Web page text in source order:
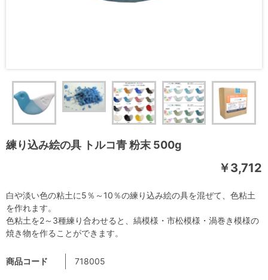
練り込み絵の具 トルコ青 粉末 500g
￥3,712
商品コード 718005
白や淡い色の粘土に5％～10％の練り込み絵の具を混ぜて、色粘土
を作れます。
色粘土を2～3種練り合わせると、縞模様・市松模様・渦巻き模様の
焼き物を作ることができます。